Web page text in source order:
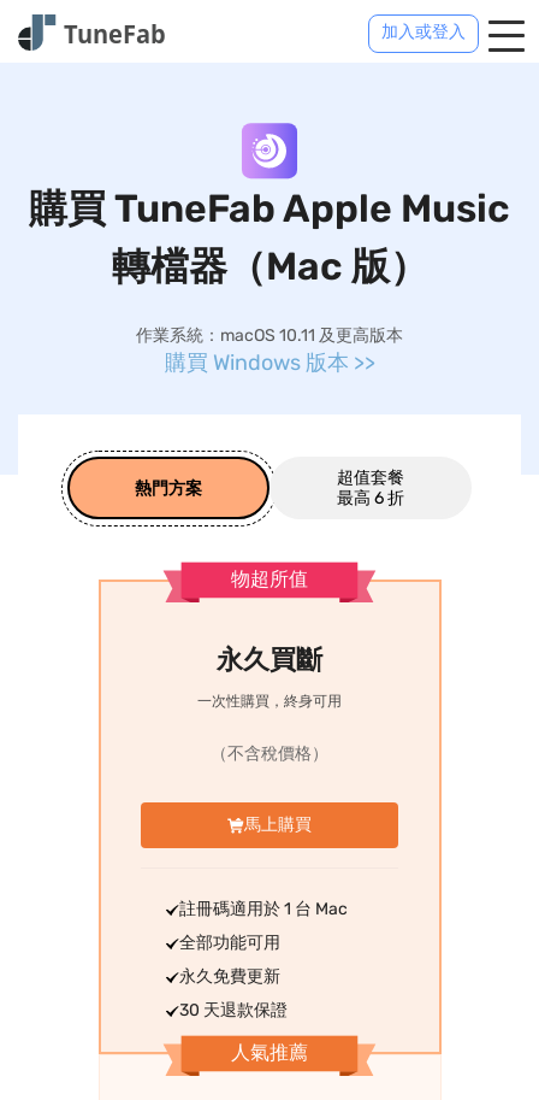
加入或登入
購買 TuneFab Apple Music
轉檔器（Mac 版）
作業系統：macOS 10.11 及更高版本
購買 Windows 版本
熱門方案
超值套餐
最高 6 折
物超所值
永久買斷
一次性購買，終身可用
（不含稅價格）
馬上購買
註冊碼適用於 1 台 Mac
全部功能可用
永久免費更新
30 天退款保證
人氣推薦